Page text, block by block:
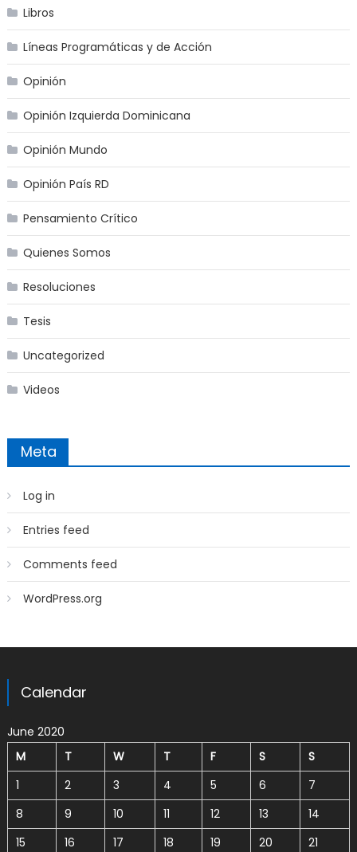
Libros
Líneas Programáticas y de Acción
Opinión
Opinión Izquierda Dominicana
Opinión Mundo
Opinión País RD
Pensamiento Crítico
Quienes Somos
Resoluciones
Tesis
Uncategorized
Videos
Meta
Log in
Entries feed
Comments feed
WordPress.org
Calendar
June 2020
M
T W T F S
S
1
2 3 4 5 6
7
8
9 10 11 12 13
14
15
16 17 18 19 20
21